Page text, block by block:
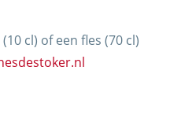
cl) of een fles (70 cl)